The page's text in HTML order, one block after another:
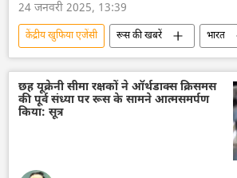
24 जनवरी 2025, 13:39
केंद्रीय खुफिया एजेंसी रूस की खबरें
भारत
भारत सरकार
भारत का विकास
दिल्ली
रूस का विकास
रूस
मास्को
व्लादिमीर पुतिन
छह यूक्रेनी सीमा रक्षकों ने ऑर्थडाक्स क्रिसमस
की पूर्व संध्या पर रूस के सामने आत्मसमर्पण
किया: सूत्र